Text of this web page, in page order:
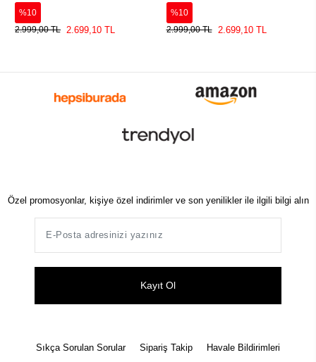
%10
2.999,00 TL
2.699,10 TL
%10
2.999,00 TL
2.699,10 TL
Özel promosyonlar, kişiye özel indirimler ve son yenilikler ile ilgili bilgi alın
Kayıt Ol
Sıkça Sorulan Sorular Sipariş Takip Havale Bildirimleri